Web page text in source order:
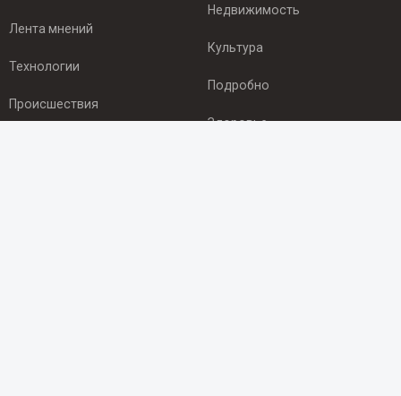
Лента мнений
Технологии
Происшествия
Недвижимость
Культура
Подробно
Здоровье